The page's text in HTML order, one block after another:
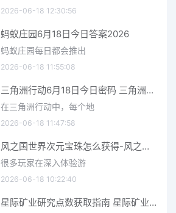
2026-06-18 12:30:56
蚂蚁庄园6月18日今日答案2026
蚂蚁庄园每日都会推出
2026-06-18 11:55:08
三角洲行动6月18日今日密码 三角洲行动2026年6月18今日摩斯密码分享
在三角洲行动中，每个地
2026-06-18 11:47:58
风之国世界次元宝珠怎么获得-风之国世界次元宝珠获取方法介绍
很多玩家在深入体验游
2026-06-18 10:22:40
星际矿业研究点数获取指南 星际矿业研究点数获取方法